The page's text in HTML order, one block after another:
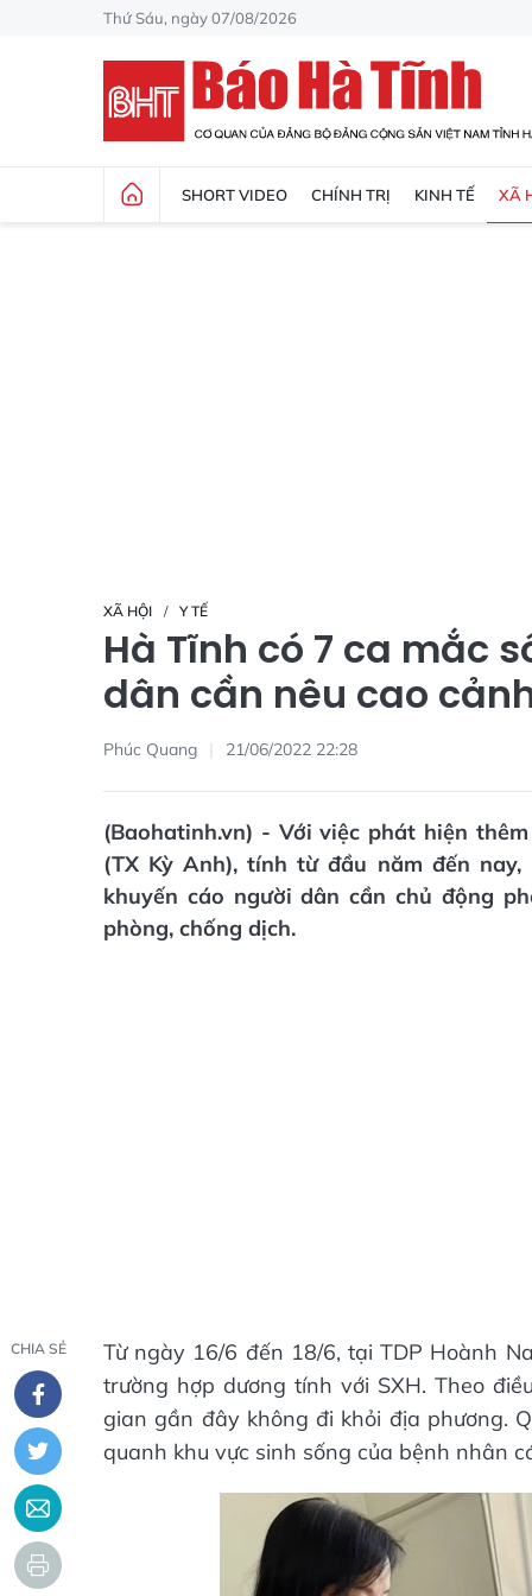
Thứ Sáu, ngày 07/08/2026
SHORT VIDEO CHÍNH TRỊ KINH TẾ XÃ
XÃ HỘI Y TẾ
Hà Tĩnh có 7 ca mắc
dân cần nêu cao
Phúc Quang 21/06/2022 22:28
(Baohatinh.vn) - Với việc phát hiện
(TX Kỳ Anh), tính từ đầu năm đến
khuyến cáo người dân cần chủ động
phòng, chống dịch.
CHIA SẺ
Từ ngày 16/6 đến 18/6, tại TDP Hoành
trường hợp dương tính với SXH. Theo
gian gần đây không đi khỏi địa phương.
quanh khu vực sinh sống của bệnh nhân